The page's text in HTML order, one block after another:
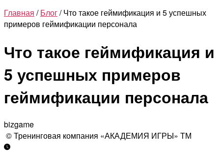
Главная /Блог/ Что такое геймификация и 5 успешных
примеров геймификации персонала
Что такое геймификация и
5 успешных примеров
геймификации персонала
bizgame
© Тренинговая компания «АКАДЕМИЯ ИГРЫ» ТМ